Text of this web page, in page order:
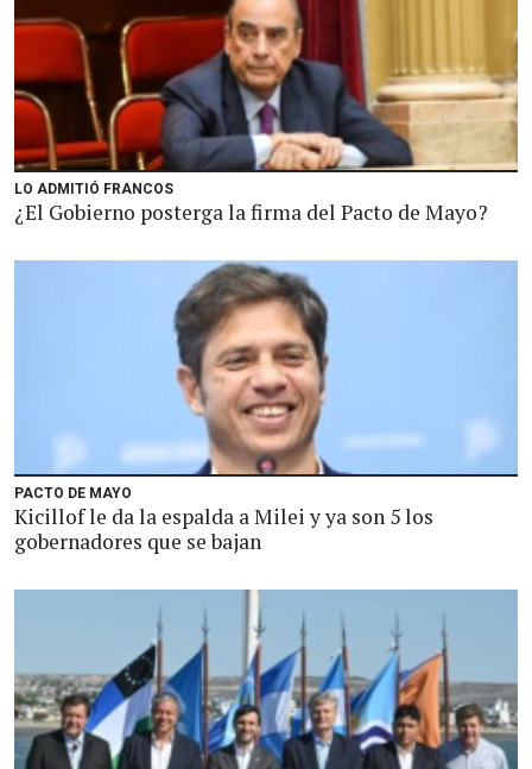
LO ADMITIÓ FRANCOS
¿El Gobierno posterga la firma del Pacto de Mayo?
PACTO DE MAYO
Kicillof le da la espalda a Milei y ya son 5 los
gobernadores que se bajan